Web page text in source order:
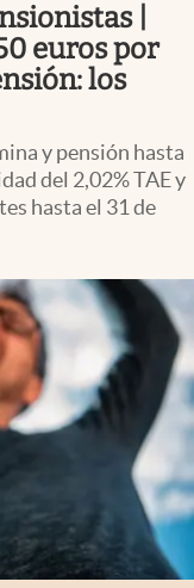
|
euros por
los
y pensión hasta
del 2,02% TAE y
hasta el 31 de